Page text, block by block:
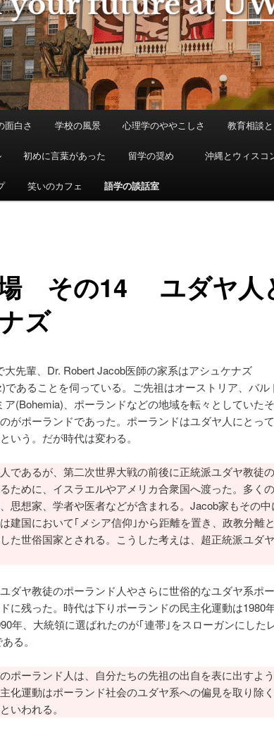
面白さ 学校の風景 心理学のややこしさ 教育相談
初めに言葉があった 留学の奨め 沖縄とウィスコ
笑いのカフェ 語学の談話室
その14 ユダヤ人
ズ
大先輩、Dr. Robert Jacob医師の家系はアシュケナズ
であることを伺っている。ご先祖はオーストリア、バル
ア(Bohemia) 、ポーランドなどの地域を転々としていた
がポーランドであった。ポーランドはユダヤ人にとっ
いう。だが時代は変わる。
であるが、第二次世界大戦の前後に正統派ユダヤ教徒の
ために、イスラエルやアメリカ合衆国へ渡った。多く
思想家、学者や医者などが含まれる。Jacob家もその中
建国において｢メシア信仰｣から距離を置き、政教分離
た世俗国家とされる。こうした考えは、超正統派ユダ
ダヤ教徒のポーランド人やさらに世俗的なユダヤ系ポ
に残った。時代は下りポーランドの民主化運動は1980
年、大統領に選ばれたのが｢連帯｣をスローガンにした
る。
ポーランド人は、自分たちの先祖の出自を表に出すよ
化運動はポーランド社会のユダヤ系への偏見を取り除
いわれる。